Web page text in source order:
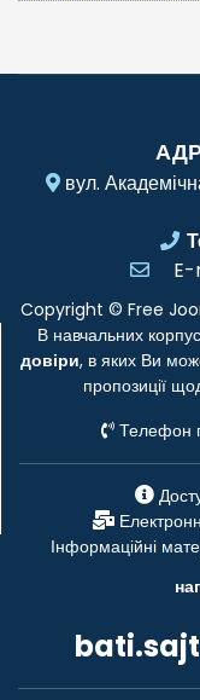
вул.
E-
Copyright © Free
В навчальних
довіри, в яких Ви
пропозиції
Телефон
Інформаційні